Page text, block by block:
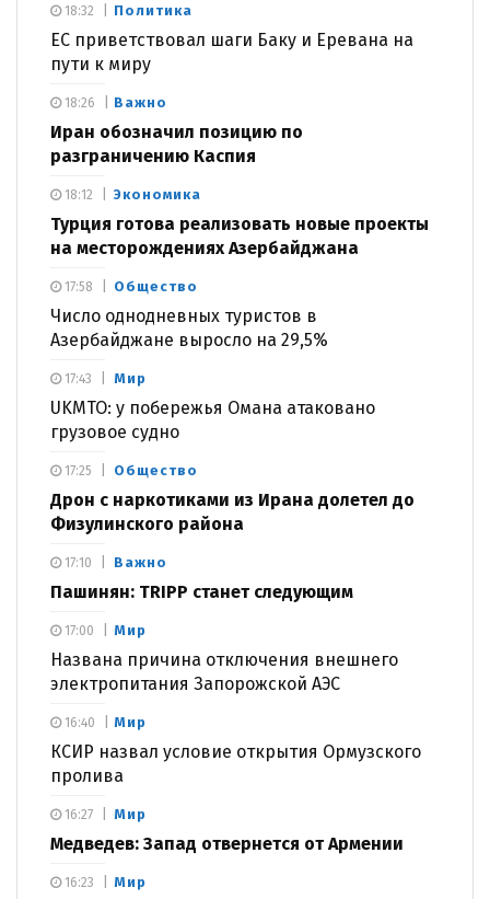
Политика
ЕС приветствовал шаги Баку и Еревана на
пути к миру
18:32
Важно
Иран обозначил позицию по
разграничению Каспия
18:26
Экономика
Турция готова реализовать новые проекты
на месторождениях Азербайджана
18:12
Общество
Число однодневных туристов в
Азербайджане выросло на 29,5%
17:58
Мир
UKMTO: у побережья Омана атаковано
грузовое судно
17:43
Общество
Дрон с наркотиками из Ирана долетел до
Физулинского района
17:25
Важно
Пашинян: TRIPP станет следующим
17:10
Мир
Названа причина отключения внешнего
электропитания Запорожской АЭС
17:00
Мир
КСИР назвал условие открытия Ормузского
пролива
16:40
Мир
Медведев: Запад отвернется от Армении
16:27
Мир
16:23